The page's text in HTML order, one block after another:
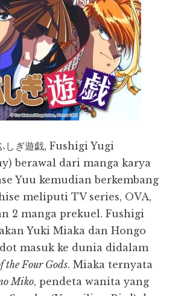
ぎ遊戯, Fushigi Yugi
berawal dari manga karya
Yuu kemudian berkembang
meliputi TV series, OVA,
2 manga prekuel. Fushigi
Yuki Miaka dan Hongo
masuk ke dunia didalam
the Four Gods. Miaka ternyata
Miko, pendeta wanita yang